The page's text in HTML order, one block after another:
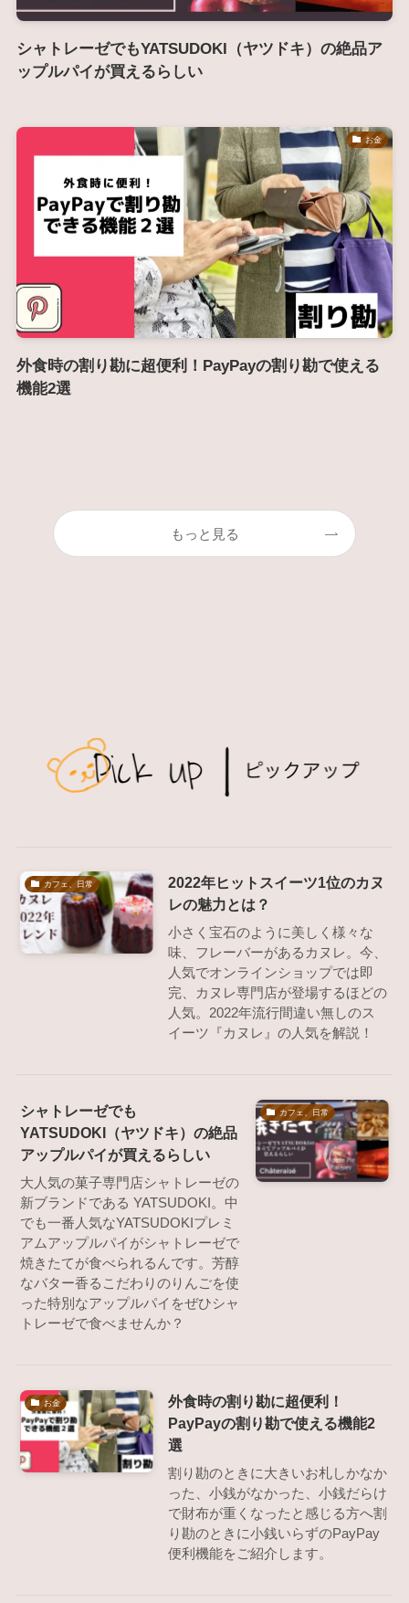
シャトレーゼでもYATSUDOKI（ヤツドキ）の絶品ア
ップルパイが買えるらしい
お金
外食時の割り勘に超便利！PayPayの割り勘で使える
機能2選
もっと見る
カフェ、日常
2022年ヒットスイーツ1位のカヌ
レの魅力とは？
小さく宝石のように美しく様々な
味、フレーバーがあるカヌレ。今、
人気でオンラインショップでは即
完、カヌレ専門店が登場するほどの
人気。2022年流行間違い無しのス
イーツ『カヌレ』の人気を解説！
カフェ、日常
シャトレーゼでも
YATSUDOKI（ヤツドキ）の絶品
アップルパイが買えるらしい
大人気の菓子専門店シャトレーゼの
新ブランドである YATSUDOKI。中
でも一番人気なYATSUDOKIプレミ
アムアップルパイがシャトレーゼで
焼きたてが食べられるんです。芳醇
なバター香るこだわりのりんごを使
った特別なアップルパイをぜひシャ
トレーゼで食べませんか？
お金
外食時の割り勘に超便利！
PayPayの割り勘で使える機能2
選
割り勘のときに大きいお札しかなか
った、小銭がなかった、小銭だらけ
で財布が重くなったと感じる方へ割
り勘のときに小銭いらずのPayPay
便利機能をご紹介します。